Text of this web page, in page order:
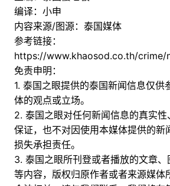
编译：小申
内容来源/图源：泰国媒体
参考链接：
https://www.khaosod.co.th/crime/
免责申明：
1. 泰国之眼提供的泰国新闻信息仅供
体的观点或立场。
2. 泰国之眼对任何新闻信息的真实
保证，也不对因使用本媒体提供的新
损失承担责任。
3. 泰国之眼所刊登或者播放的文章
等内容，版权归原作者或者来源媒体